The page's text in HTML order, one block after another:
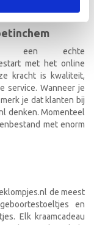
zit een echte
met het online
kracht is kwaliteit,
service. Wanneer je
je dat klanten bij
denken. Momenteel
met enorm
de meest
en
Elk kraamcadeau